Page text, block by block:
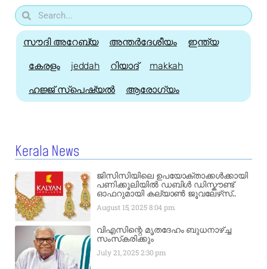
സൗദി അറേബ്യ അന്തർദേശീയം ഇന്ത്യ
കേരളം jeddah റിയാദ് makkah
ഹജ്ജ്‌ സ്പെഷ്യൽ ആരോഗ്യം
Kerala News
ജിസിസിയിലെ ഉപയോക്താക്കൾക്കായി
പണിക്കൂലിയിൽ ഡബിൾ ഡിസ്കൗണ്ട്
ഓഫറുമായി കല്യാൺ ജൂവലേഴ്‌സ്..
August 15, 20258:04 pm
വിഎസിന്റെ മൃതദേഹം ബുധനാഴ്ച്ച
സംസ്‌കരിക്കും
July 21, 20252:30 pm